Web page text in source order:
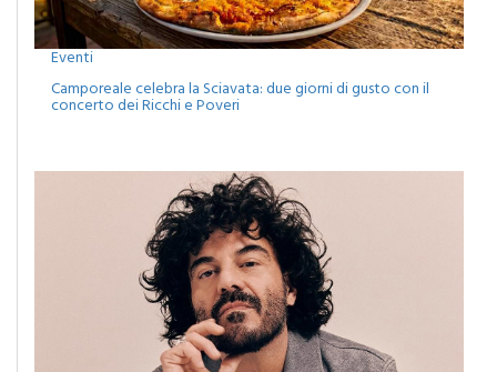
Eventi
Camporeale celebra la Sciavata: due giorni di gusto con il
concerto dei Ricchi e Poveri